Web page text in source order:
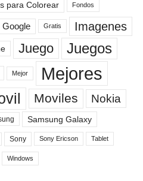
para Colorear Fondos
Google Gratis Imagenes
Juego Juegos
Mejor Mejores
Moviles Nokia
Samsung Galaxy
Sony Sony Ericson Tablet
Windows